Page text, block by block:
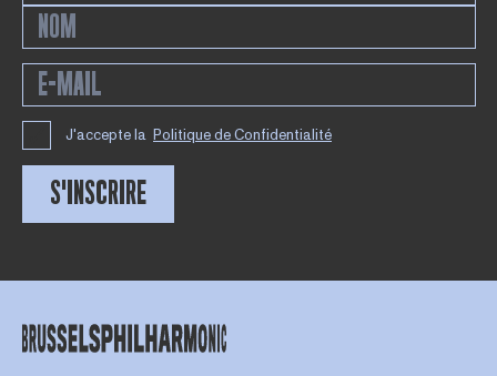
J'accepte la Politique de Confidentialité
S'INSCRIRE